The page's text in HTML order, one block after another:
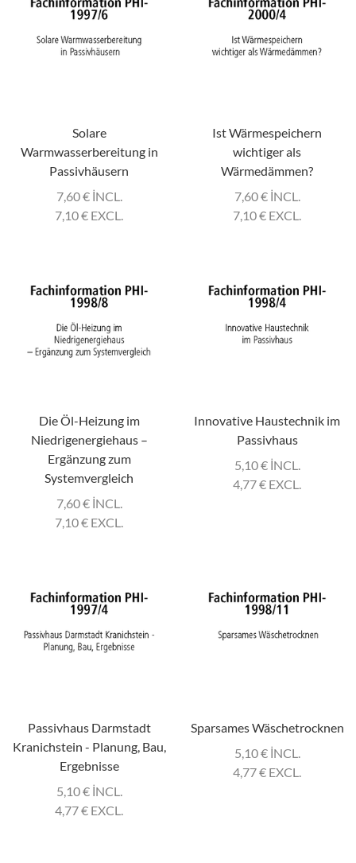
Solare
Warmwasserbereitung in
Passivhäusern
7,60€INCL.
7,10€ EXCL.
Ist Wärmespeichern
wichtiger als
Wärmedämmen?
7,60€INCL.
7,10€ EXCL.
Die Öl-Heizung im
Niedrigenergiehaus –
Ergänzung zum
Systemvergleich
7,60€INCL.
7,10€ EXCL.
Innovative Haustechnik im
Passivhaus
5,10€INCL.
4,77€ EXCL.
Passivhaus Darmstadt
Kranichstein - Planung, Bau,
Ergebnisse
5,10€INCL.
4,77€ EXCL.
Sparsames Wäschetrocknen
5,10€INCL.
4,77€ EXCL.